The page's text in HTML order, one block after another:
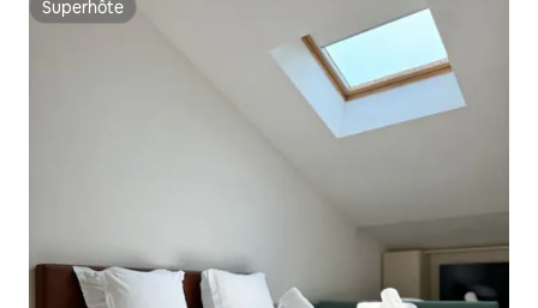
Superhôte
Superhôte